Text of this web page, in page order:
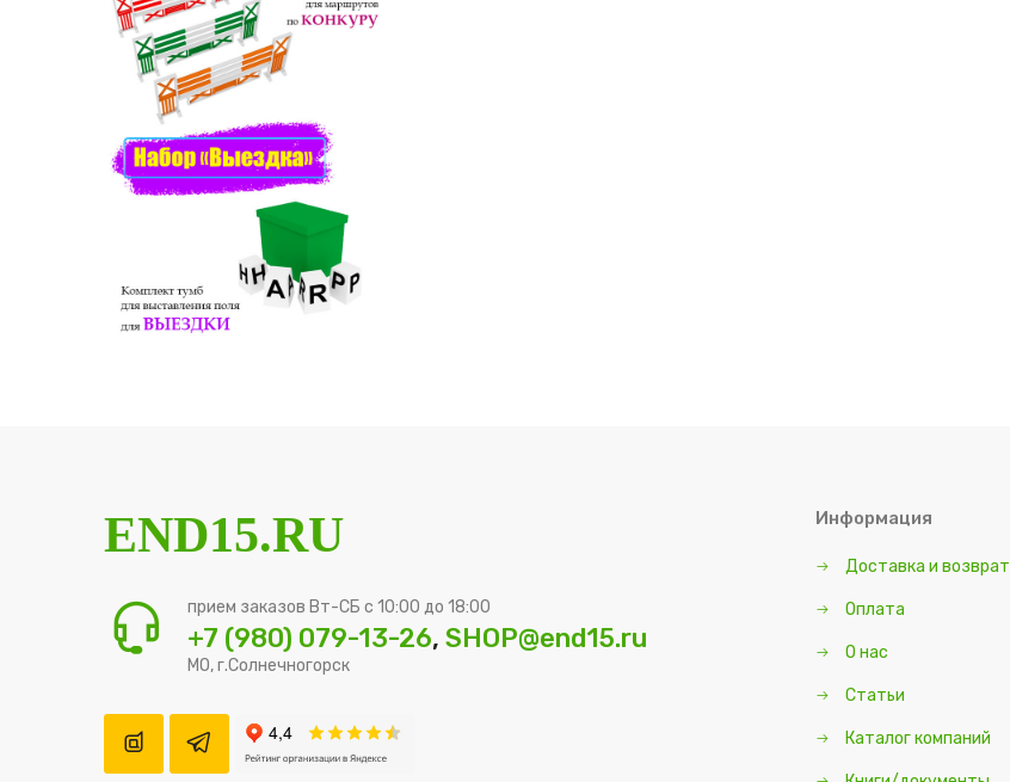
END15.RU
прием заказов Вт-СБ с 10:00 до 18:00
+7 (980) 079-13-26, SHOP@end15.ru
МО, г.Солнечногорск
Информация
Доставка и возврат
Оплата
О нас
Статьи
Каталог компаний